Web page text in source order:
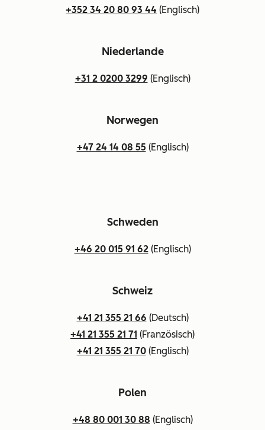
+352 34 20 80 93 44 (Englisch)
Niederlande
+31 2 0200 3299 (Englisch)
Norwegen
+47 24 14 08 55(Englisch)
Schweden
+46 20 015 91 62(Englisch)
Schweiz
+41 21 355 21 66 (Deutsch)
+41 21 355 21 71 (Französisch)
+41 21 355 21 70(Englisch)
Polen
+48 80 001 30 88 (Englisch)